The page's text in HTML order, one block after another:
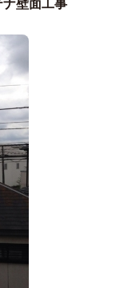
壁面工事